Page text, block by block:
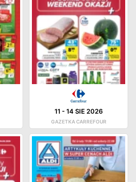
11 -14 SIE 2026
GAZETKA CARREFOUR